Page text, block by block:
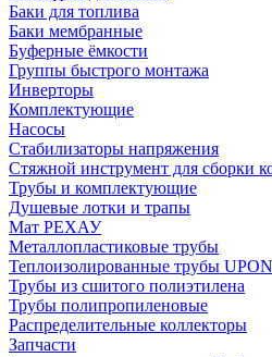
Баки для топлива
Баки мембранные
Буферные ёмкости
Группы быстрого монтажа
Инверторы
Комплектующие
Насосы
Стабилизаторы напряжения
Стяжной инструмент для сборки
Трубы и комплектующие
Душевые лотки и трапы
Мат РЕХАУ
Металлопластиковые трубы
Теплоизолированные трубы
Трубы из сшитого полиэтилена
Трубы полипропиленовые
Распределительные коллекторы
Запчасти